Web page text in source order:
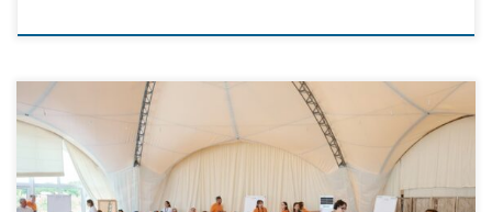
Интеллектуальный Сабантуй НКО: в Татарстане обсудили развитие